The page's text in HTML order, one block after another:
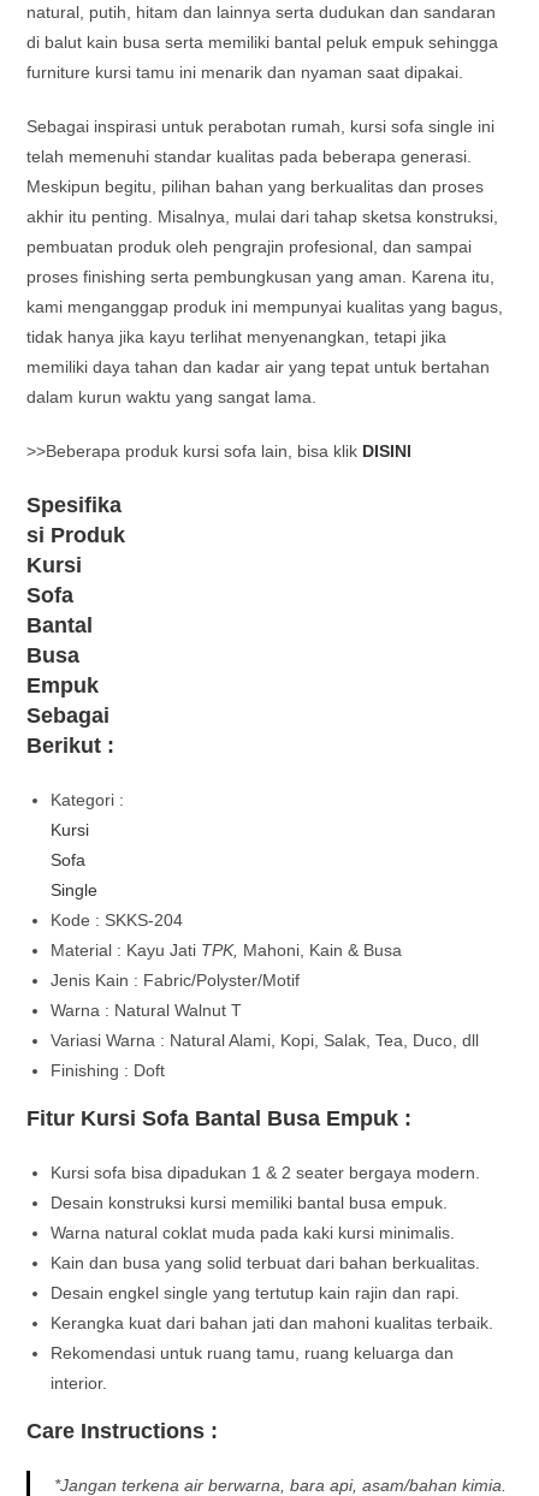
natural, putih, hitam dan lainnya serta dudukan dan sandaran
di balut kain busa serta memiliki bantal peluk empuk sehingga
furniture kursi tamu ini menarik dan nyaman saat dipakai.
Sebagai inspirasi untuk perabotan rumah, kursi sofa single ini
telah memenuhi standar kualitas pada beberapa generasi.
Meskipun begitu, pilihan bahan yang berkualitas dan proses
akhir itu penting. Misalnya, mulai dari tahap sketsa konstruksi,
pembuatan produk oleh pengrajin profesional, dan sampai
proses finishing serta pembungkusan yang aman. Karena itu,
kami menganggap produk ini mempunyai kualitas yang bagus,
tidak hanya jika kayu terlihat menyenangkan, tetapi jika
memiliki daya tahan dan kadar air yang tepat untuk bertahan
dalam kurun waktu yang sangat lama.
>>Beberapa produk kursi sofa lain, bisa klik DISINI
Spesifika
si Produk
Kursi
Sofa
Bantal
Busa
Empuk
Sebagai
Berikut :
Kategori :
Kursi
Sofa
Single
Kode : SKKS-204
Material : Kayu Jati TPK, Mahoni, Kain & Busa
Jenis Kain : Fabric/Polyster/Motif
Warna : Natural Walnut T
Variasi Warna : Natural Alami, Kopi, Salak, Tea, Duco, dll
Finishing : Doft
Fitur Kursi Sofa Bantal Busa Empuk :
Kursi sofa bisa dipadukan 1 & 2 seater bergaya modern.
Desain konstruksi kursi memiliki bantal busa empuk.
Warna natural coklat muda pada kaki kursi minimalis.
Kain dan busa yang solid terbuat dari bahan berkualitas.
Desain engkel single yang tertutup kain rajin dan rapi.
Kerangka kuat dari bahan jati dan mahoni kualitas terbaik.
Rekomendasi untuk ruang tamu, ruang keluarga dan
interior.
Care Instructions :
*Jangan terkena air berwarna, bara api, asam/bahan kimia.